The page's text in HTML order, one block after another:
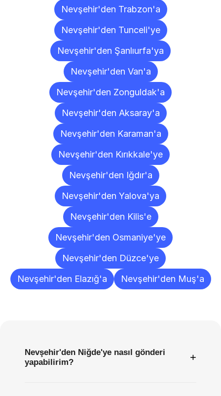
Nevşehir'den Trabzon'a
Nevşehir'den Tunceli'ye
Nevşehir'den Şanlıurfa'ya
Nevşehir'den Van'a
Nevşehir'den Zonguldak'a
Nevşehir'den Aksaray'a
Nevşehir'den Karaman'a
Nevşehir'den Kırıkkale'ye
Nevşehir'den Iğdır'a
Nevşehir'den Yalova'ya
Nevşehir'den Kilis'e
Nevşehir'den Osmaniye'ye
Nevşehir'den Düzce'ye
Nevşehir'den Elazığ'a
Nevşehir'den Muş'a
Nevşehir'den Niğde'ye nasıl gönderi
yapabilirim?
+